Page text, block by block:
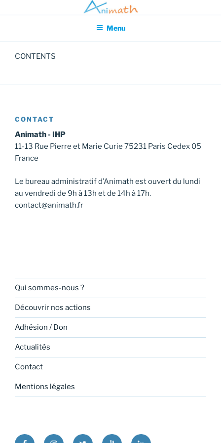
au
principal
Association pour l'Animation en Mathématiques
Menu
CONTENTS
CONTACT
Animath - IHP
11-13 Rue Pierre et Marie Curie 75231 Paris Cedex 05
France
Le bureau administratif d’Animath est ouvert du lundi
au vendredi de 9h à 13h et de 14h à 17h.
contact@animath.fr
Qui sommes-nous ?
Découvrir nos actions
Adhésion / Don
Actualités
Contact
Mentions légales
FacebookInstagramTwitter YoutubeLinkedin